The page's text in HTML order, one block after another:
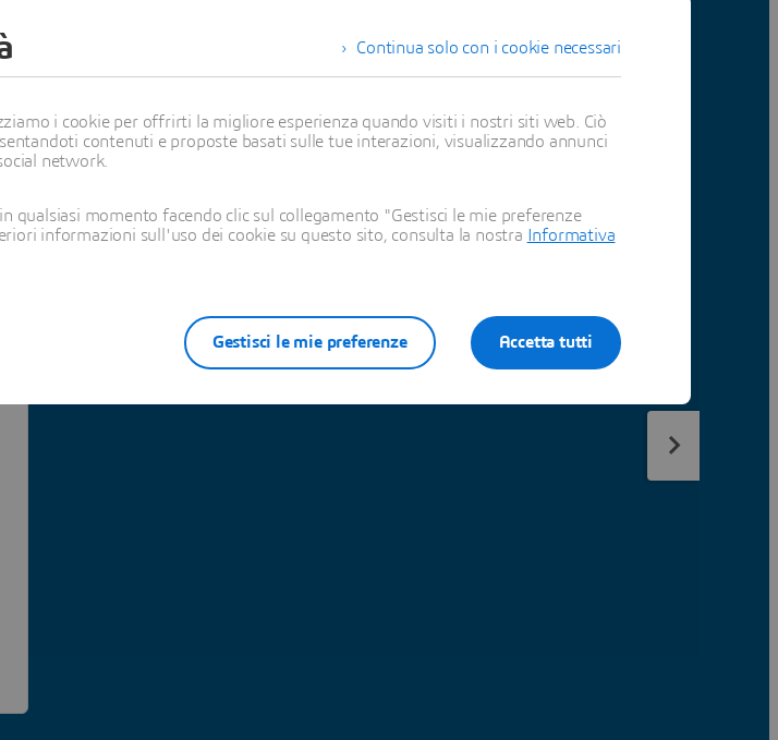
tuo viaggio
Scopri come rimanere sempre un passo avanti con SIMULIA.
Continua solo con i cookie necessari
i cookie per offrirti la migliore esperienza quando visiti i nostri siti web. Ciò
contenuti e proposte basati sulle tue interazioni, visualizzando annunci
network.
qualsiasi momento facendo clic sul collegamento "Gestisci le mie preferenze
informazioni sull'uso dei cookie su questo sito, consulta la nostra
Informativa
Accetta tutti
Gestisci le mie preferenze